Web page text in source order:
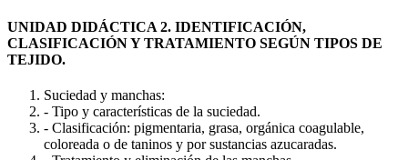
UNIDAD DIDÁCTICA 2. IDENTIFICACIÓN,
CLASIFICACIÓN Y TRATAMIENTO SEGÚN TIPOS DE
TEJIDO.
Suciedad y manchas:
- Tipo y características de la suciedad.
- Clasificación: pigmentaria, grasa, orgánica coagulable,
coloreada o de taninos y por sustancias azucaradas.